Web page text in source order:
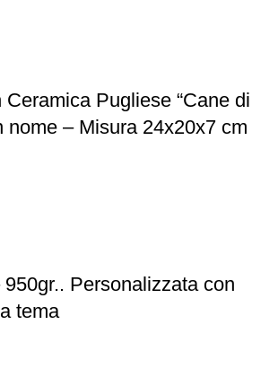
Pugliese “Cane di
nome – Misura 24x20x7 cm
Personalizzata con
tema